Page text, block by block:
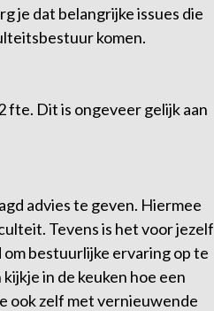
je dat belangrijke issues die
komen.
fte. Dit is ongeveer gelijk aan
advies te geven. Hiermee
Tevens is het voor jezelf
bestuurlijke ervaring op te
in de keuken hoe een
ook zelf met vernieuwende